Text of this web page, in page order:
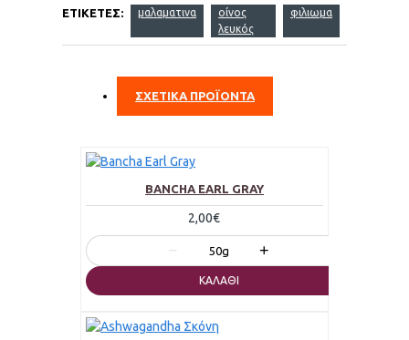
ΕΤΙΚΈΤΕΣ: μαλαματινα
οίνος
λευκός
φιλιωμα
ΣΧΕΤΙΚΑ ΠΡΟΪΟΝΤΑ
BANCHA EARL GRAY
2,00€
− 50g +
ΚΑΛΆΘΙ